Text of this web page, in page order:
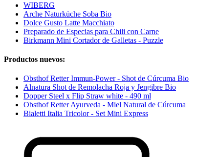
WIBERG
Arche Naturküche Soba Bio
Dolce Gusto Latte Macchiato
Preparado de Especias para Chili con Carne
Birkmann Mini Cortador de Galletas - Puzzle
Productos nuevos:
Obsthof Retter Immun-Power - Shot de Cúrcuma Bio
Alnatura Shot de Remolacha Roja y Jengibre Bio
Dopper Steel x Flip Straw white - 490 ml
Obsthof Retter Ayurveda - Miel Natural de Cúrcuma
Bialetti Italia Tricolor - Set Mini Express